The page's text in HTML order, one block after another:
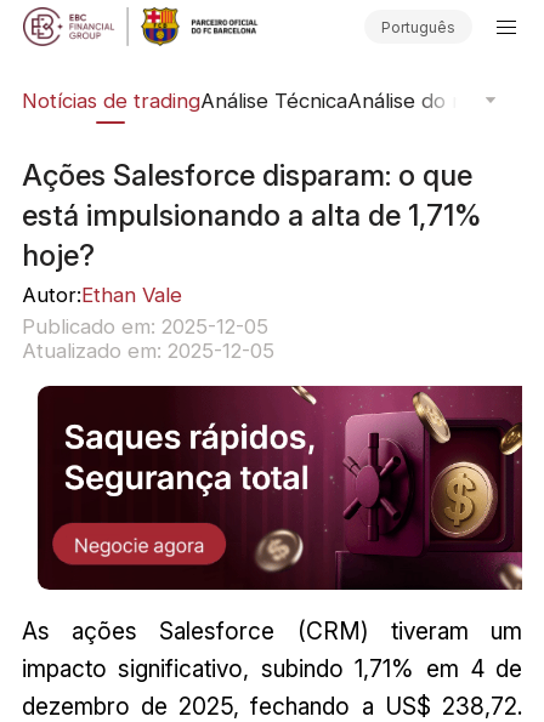
Português
Notícias de tradingAnálise TécnicaAnálise do mercado
Ações Salesforce disparam: o que
está impulsionando a alta de 1,71%
hoje?
Autor:Ethan Vale
Publicado em: 2025-12-05
Atualizado em: 2025-12-05
As ações Salesforce (CRM) tiveram um
impacto significativo, subindo 1,71% em 4 de
dezembro de 2025, fechando a US$ 238,72.